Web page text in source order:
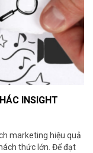
INSIGHT
marketing hiệu quả
thức lớn. Để đạt